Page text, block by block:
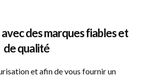
des marques fiables et
de qualité
et afin de vous fournir un